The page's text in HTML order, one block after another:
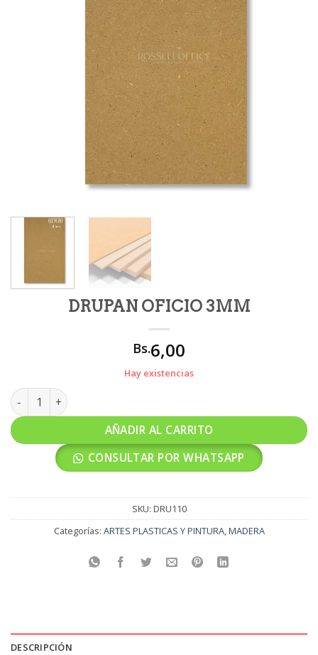
DRUPAN OFICIO 3MM
Bs.6,00
Hay existencias
DRUPAN OFICIO 3MM cantidad
AÑADIR AL CARRITO
CONSULTAR POR WHATSAPP
SKU: DRU110
Categorías: ARTES PLASTICAS Y PINTURA,MADERA
DESCRIPCIÓN